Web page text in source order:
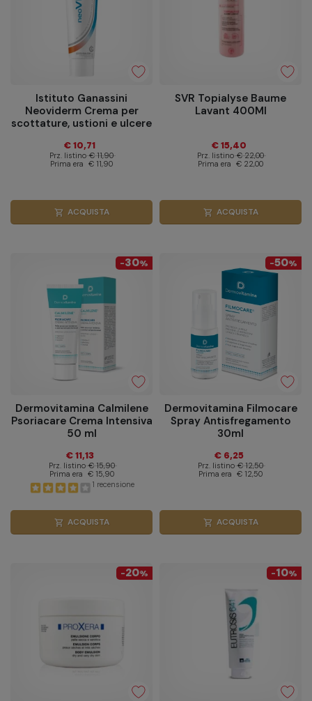
Istituto Ganassini
Neoviderm Crema per
scottature, ustioni e ulcere
€ 10,71
Prz. listino € 11,90
Prima era € 11,90
shopping_cart ACQUISTA
SVR Topialyse Baume
Lavant 400Ml
€ 15,40
Prz. listino € 22,00
Prima era € 22,00
shopping_cart ACQUISTA
-30%
Dermovitamina Calmilene
Psoriacare Crema Intensiva
50 ml
€ 11,13
Prz. listino € 15,90
Prima era € 15,90
1 recensione
shopping_cart ACQUISTA
-50%
Dermovitamina Filmocare
Spray Antisfregamento
30ml
€ 6,25
Prz. listino € 12,50
Prima era € 12,50
shopping_cart ACQUISTA
-20% -10%